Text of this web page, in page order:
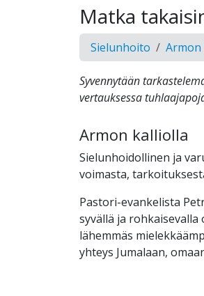
Matka
Sielunhoito Armon
Syvennytään
vertauksessa
Armon kalliolla
Sielunhoidollinen ja
voimasta,
Pastori-evankelista
syvällä ja rohkaisevalla
lähemmäs
yhteys Jumalaan,